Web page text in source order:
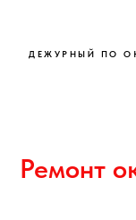
ДЕЖУРНЫЙ ПО
Ремонт